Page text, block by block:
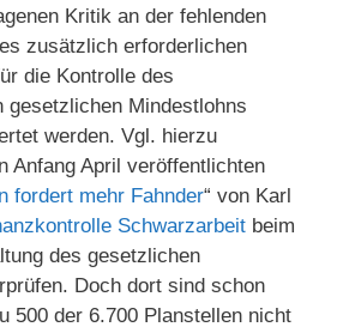
Kritik an der fehlenden
zusätzlich erforderlichen
die Kontrolle des
gesetzlichen Mindestlohns
werden. Vgl. hierzu
Anfang April veröffentlichten
fordert mehr Fahnder“ von Karl
Schwarzarbeit beim
des gesetzlichen
Doch dort sind schon
500 der 6.700 Planstellen nicht